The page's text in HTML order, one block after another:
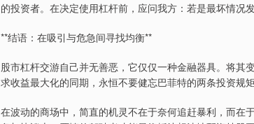
的投资者。在决定使用杠杆前，应问我方：若是最坏情况
**结语：在吸引与危急间寻找均衡**
股市杠杆交游自己并无善恶，它仅仅一种金融器具。将其
求收益最大化的同期，永恒不要健忘巴菲特的两条投资规
在波动的商场中，简直的机灵不在于奈何追赶暴利，而在